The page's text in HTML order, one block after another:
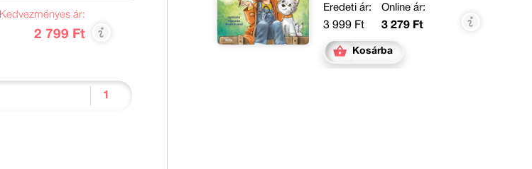
Kedvezményes ár:
2 799 Ft
Eredeti ár:
3 999 Ft
Online ár:
3 279 Ft
Kosárba